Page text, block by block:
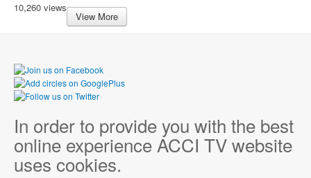
10,260 views
View More
In order to provide you with the best
online experience ACCI TV website
uses cookies.